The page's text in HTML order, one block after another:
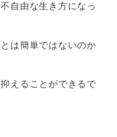
自由な生き方になっ
は簡単ではないのか
えることができるで